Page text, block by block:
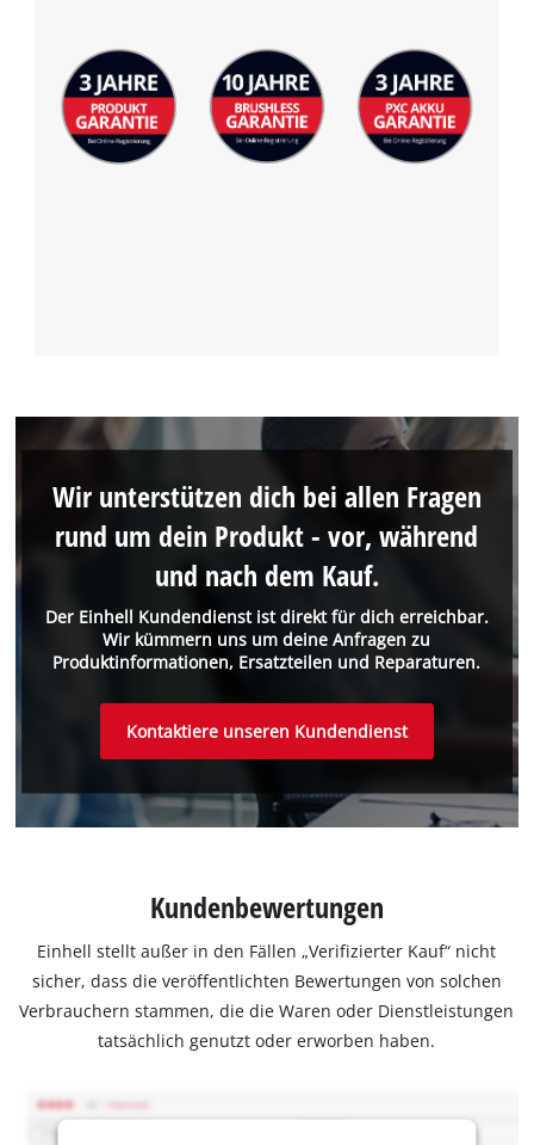
Der Einhell Kundendienst ist direkt für dich erreichbar.
Wir kümmern uns um deine Anfragen zu
Produktinformationen, Ersatzteilen und Reparaturen.
Wir unterstützen dich bei allen Fragen
rund um dein Produkt - vor, während
und nach dem Kauf.
Kontaktiere unseren Kundendienst
Kundenbewertungen
Einhell stellt außer in den Fällen „Verifizierter Kauf“ nicht
sicher, dass die veröffentlichten Bewertungen von solchen
Verbrauchern stammen, die die Waren oder Dienstleistungen
tatsächlich genutzt oder erworben haben.